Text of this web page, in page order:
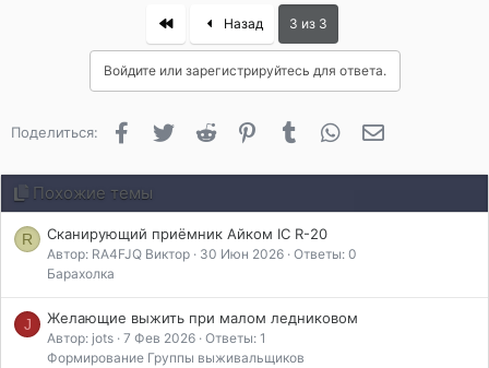
First Назад 3 из 3
Войдите или зарегистрируйтесь для ответа.
Поделиться: FacebookTwitter Reddit PinterestTumblr WhatsApp
Похожие темы
R Сканирующий приёмник Айком IC R-20
Автор: RA4FJQ Виктор 30 Июн 2026 Ответы: 0
Барахолка
J Желающие выжить при малом ледниковом
Автор: jots 7 Фев 2026 Ответы: 1
Формирование Группы выживальщиков